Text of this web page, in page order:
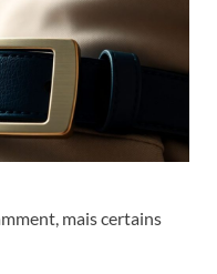
mais certains